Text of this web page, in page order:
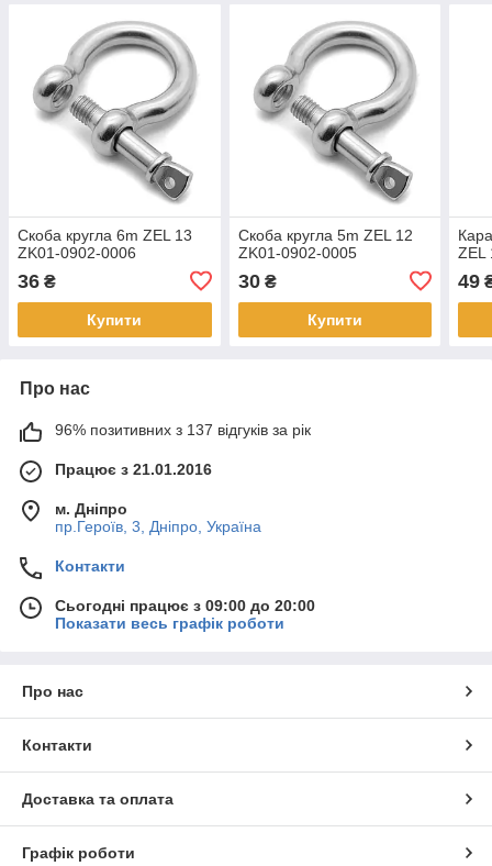
Скоба кругла 6m ZEL 13
ZK01-0902-0006
36 ₴
Купити
Скоба кругла 5m ZEL 12
ZK01-0902-0005
30₴
Купити
ZEL
49
Про нас
96% позитивних з 137 відгуків за рік
Працює з 21.01.2016
м. Дніпро
пр.Героїв, 3, Дніпро, Україна
Контакти
Сьогодні працює з 09:00 до 20:00
Показати весь графік роботи
Про нас
Контакти
Доставка та оплата
Графік роботи